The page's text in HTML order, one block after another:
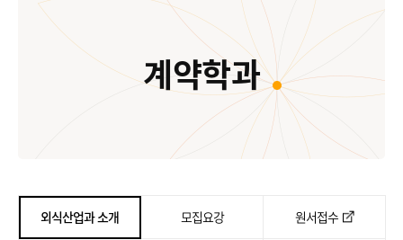
계약학과
외식산업과 소개 모집요강 원서접수